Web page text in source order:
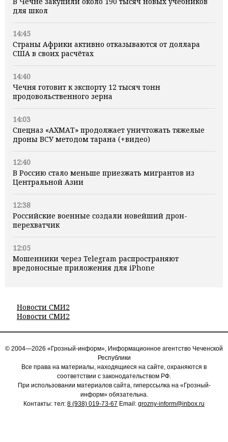
для школ
14:45
Страны Африки активно отказываются от доллара
США в своих расчётах
14:40
Чечня готовит к экспорту 12 тысяч тонн
продовольственного зерна
14:03
Спецназ «АХМАТ» продолжает уничтожать тяжелые
дроны ВСУ методом тарана (+видео)
12:40
В Россию стало меньше приезжать мигрантов из
Центральной Азии
12:38
Российские военные создали новейший дрон-
перехватчик
12:05
Мошенники через Telegram распространяют
вредоносные приложения для iPhone
Новости СМИ2
Новости СМИ2
© 2004—2026 «Грозный-информ», Информационное агентство Чеченской
Республики
Все права на материалы, находящиеся на сайте, охраняются в
соответствии с законодательством РФ.
При использовании материалов сайта, гиперссылка на «Грозный-
информ» обязательна.
Контакты: тел: 8 (938) 019-73-67 Email: grozny-inform@inbox.ru